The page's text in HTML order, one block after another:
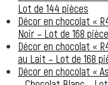
Lot de 144 pièces
Décor en chocolat «
Noir – Lot de 168
Décor en chocolat «
au Lait – Lot de 168
Décor en chocolat «